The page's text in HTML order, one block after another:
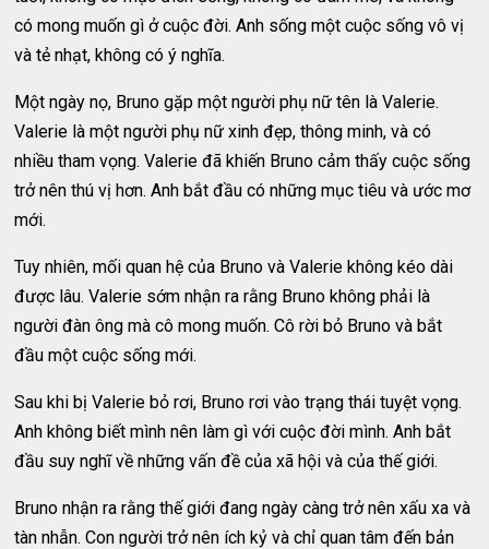
có mong muốn gì ở cuộc đời. Anh sống một cuộc sống vô vị
và tẻ nhạt, không có ý nghĩa.
Một ngày nọ, Bruno gặp một người phụ nữ tên là Valerie.
Valerie là một người phụ nữ xinh đẹp, thông minh, và có
nhiều tham vọng. Valerie đã khiến Bruno cảm thấy cuộc sống
trở nên thú vị hơn. Anh bắt đầu có những mục tiêu và ước mơ
mới.
Tuy nhiên, mối quan hệ của Bruno và Valerie không kéo dài
được lâu. Valerie sớm nhận ra rằng Bruno không phải là
người đàn ông mà cô mong muốn. Cô rời bỏ Bruno và bắt
đầu một cuộc sống mới.
Sau khi bị Valerie bỏ rơi, Bruno rơi vào trạng thái tuyệt vọng.
Anh không biết mình nên làm gì với cuộc đời mình. Anh bắt
đầu suy nghĩ về những vấn đề của xã hội và của thế giới.
Bruno nhận ra rằng thế giới đang ngày càng trở nên xấu xa và
tàn nhẫn. Con người trở nên ích kỷ và chỉ quan tâm đến bản